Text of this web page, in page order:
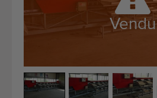
Équipement de qualité
Livraison dans le monde entier
Depuis 1977
Vendu